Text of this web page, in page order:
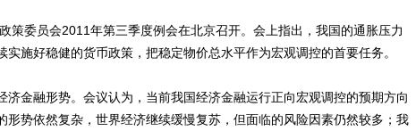
委员会2011年第三季度例会在北京召开。会上指出，我国的通胀压力
施好稳健的货币政策，把稳定物价总水平作为宏观调控的首要任务。
金融形势。会议认为，当前我国经济金融运行正向宏观调控的预期方向
形势依然复杂，世界经济继续缓慢复苏，但面临的风险因素仍然较多；我